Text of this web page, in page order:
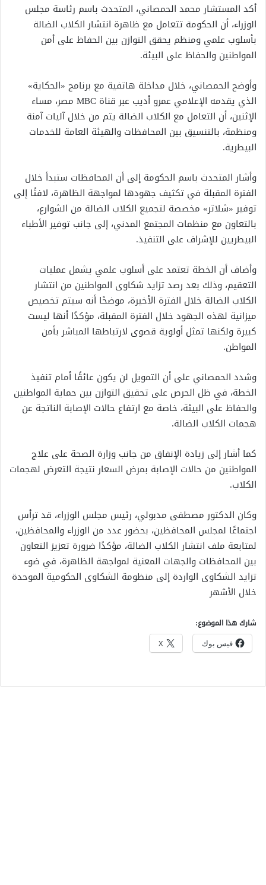
أكد المستشار محمد الحمصاني، المتحدث باسم رئاسة مجلس
الوزراء، أن الحكومة تتعامل مع ظاهرة انتشار الكلاب الضالة
بأسلوب علمي ومنظم يحقق التوازن بين الحفاظ على أمن
المواطنين والحفاظ على البيئة.
وأوضح الحمصاني، خلال مداخلة هاتفية مع برنامج «الحكاية»
الذي يقدمه الإعلامي عمرو أديب عبر قناة MBC مصر، مساء
الإثنين، أن التعامل مع الكلاب الضالة يتم من خلال آليات آمنة
ومنظمة، بالتنسيق بين المحافظات والهيئة العامة للخدمات
البيطرية.
وأشار المتحدث باسم الحكومة إلى أن المحافظات ستبدأ خلال
الفترة المقبلة في تكثيف جهودها لمواجهة الظاهرة، لافتًا إلى
توفير «شلاتر» مخصصة لتجميع الكلاب الضالة من الشوارع،
بالتعاون مع منظمات المجتمع المدني، إلى جانب توفير الأطباء
البيطريين للإشراف على التنفيذ.
وأضاف أن الخطة تعتمد على أسلوب علمي يشمل عمليات
التعقيم، وذلك بعد رصد تزايد شكاوى المواطنين من انتشار
الكلاب الضالة خلال الفترة الأخيرة، موضحًا أنه سيتم تخصيص
ميزانية لهذه الجهود خلال الفترة المقبلة، مؤكدًا أنها ليست
كبيرة ولكنها تمثل أولوية قصوى لارتباطها المباشر بأمن
المواطن.
وشدد الحمصاني على أن التمويل لن يكون عائقًا أمام تنفيذ
الخطة، في ظل الحرص على تحقيق التوازن بين حماية المواطنين
والحفاظ على البيئة، خاصة مع ارتفاع حالات الإصابة الناتجة عن
هجمات الكلاب الضالة.
كما أشار إلى زيادة الإنفاق من جانب وزارة الصحة على علاج
المواطنين من حالات الإصابة بمرض السعار نتيجة التعرض لهجمات
الكلاب.
وكان الدكتور مصطفى مدبولي، رئيس مجلس الوزراء، قد ترأس
اجتماعًا لمجلس المحافظين، بحضور عدد من الوزراء والمحافظين،
لمتابعة ملف انتشار الكلاب الضالة، مؤكدًا ضرورة تعزيز التعاون
بين المحافظات والجهات المعنية لمواجهة الظاهرة، في ضوء
تزايد الشكاوى الواردة إلى منظومة الشكاوى الحكومية الموحدة
خلال الأشهر
شارك هذا الموضوع:
فيس بوك X